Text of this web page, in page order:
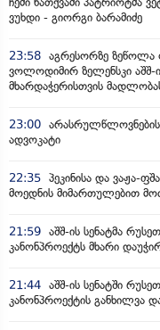
ვუხდი - გიორგი ბარამიძე
23:58 აგრესორზე ზეწოლა
ვოლოდიმირ ზელენსკი აშშ-ის
მხარდაჭერისთვის
23:00
ადვოკატი
22:35 პეკინისა და ვაჟა-
მოედნის მიმართულებით
21:59 აშშ-ის სენატმა
კანონპროექტს მხარი
21:44 აშშ-ის სენატში
კანონპროექტის განხილვა